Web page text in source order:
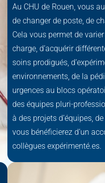
Au CHU de Rouen, vous
de changer de poste, de
Cela vous permet de
charge, d’acquérir
soins prodigués,
environnements, de la
urgences au blocs
des équipes pluri-
à des projets d’équipes,
vous bénéficierez d’un
collègues expérimenté.es.